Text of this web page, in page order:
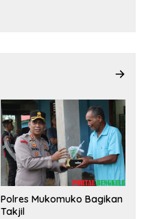
Polres Mukomuko Bagikan
Takjil